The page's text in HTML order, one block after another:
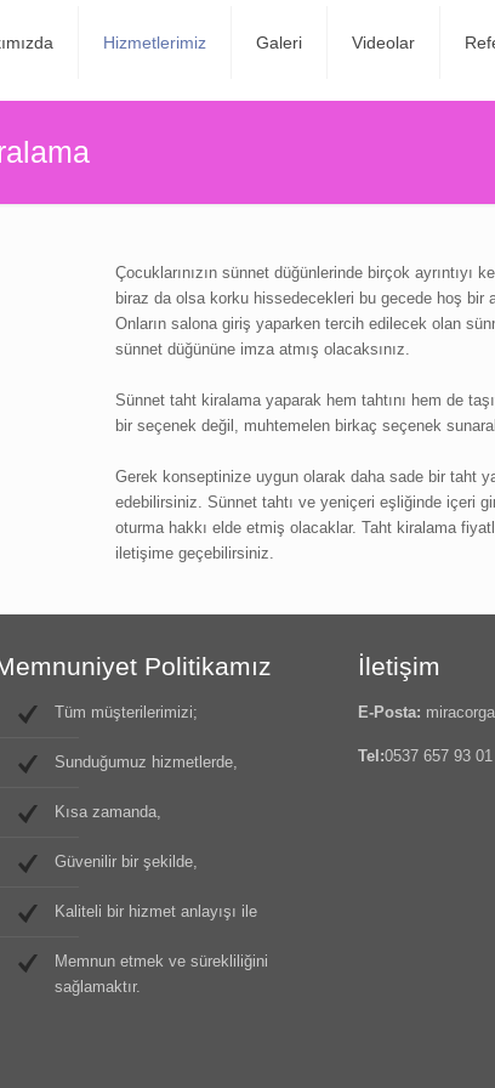
Hizmetlerimiz Galeri Videolar
Çocuklarınızın sünnet düğünlerinde birçok ayrıntıyı
biraz da olsa korku hissedecekleri bu gecede hoş bir
Onların salona giriş yaparken tercih edilecek olan
sünnet düğününe imza atmış olacaksınız.
Sünnet taht kiralama yaparak hem tahtını hem de
bir seçenek değil, muhtemelen birkaç seçenek
Gerek konseptinize uygun olarak daha sade bir taht
edebilirsiniz. Sünnet tahtı ve yeniçeri eşliğinde içeri
oturma hakkı elde etmiş olacaklar. Taht kiralama
iletişime geçebilirsiniz.
Politikamız
Tüm müşterilerimizi;
Sunduğumuz hizmetlerde,
Kısa zamanda,
Güvenilir bir şekilde,
Kaliteli bir hizmet anlayışı ile
Memnun etmek ve sürekliliğini
sağlamaktır.
İletişim
E-Posta:
Tel:0537 657 93 01